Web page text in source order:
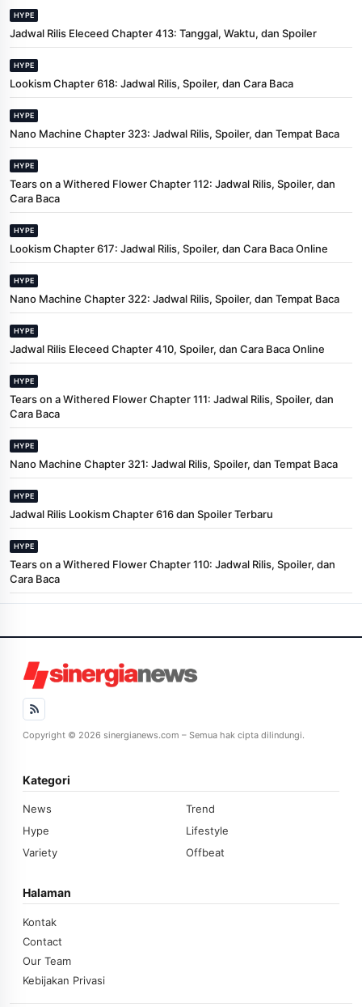
HYPE
Jadwal Rilis Eleceed Chapter 413: Tanggal, Waktu, dan Spoiler
HYPE
Lookism Chapter 618: Jadwal Rilis, Spoiler, dan Cara Baca
HYPE
Nano Machine Chapter 323: Jadwal Rilis, Spoiler, dan Tempat Baca
HYPE
Tears on a Withered Flower Chapter 112: Jadwal Rilis, Spoiler, dan
Cara Baca
HYPE
Lookism Chapter 617: Jadwal Rilis, Spoiler, dan Cara Baca Online
HYPE
Nano Machine Chapter 322: Jadwal Rilis, Spoiler, dan Tempat Baca
HYPE
Jadwal Rilis Eleceed Chapter 410, Spoiler, dan Cara Baca Online
HYPE
Tears on a Withered Flower Chapter 111: Jadwal Rilis, Spoiler, dan
Cara Baca
HYPE
Nano Machine Chapter 321: Jadwal Rilis, Spoiler, dan Tempat Baca
HYPE
Jadwal Rilis Lookism Chapter 616 dan Spoiler Terbaru
HYPE
Tears on a Withered Flower Chapter 110: Jadwal Rilis, Spoiler, dan
Cara Baca
Copyright © 2026 sinergianews.com – Semua hak cipta dilindungi.
Kategori
News
Trend
Hype
Lifestyle
Variety
Offbeat
Halaman
Kontak
Contact
Our Team
Kebijakan Privasi